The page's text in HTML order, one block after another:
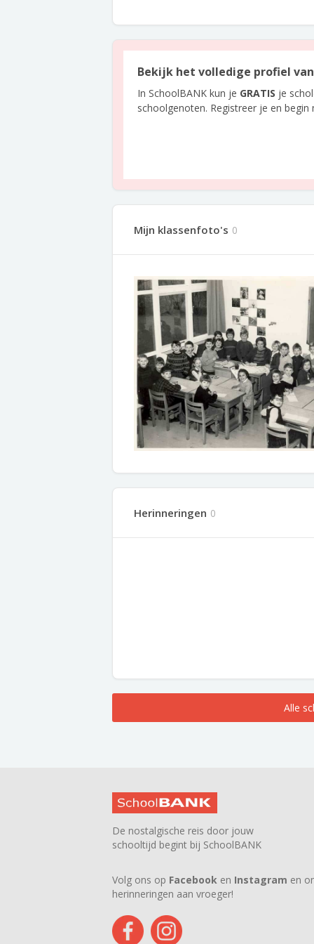
Bekijk het volledige profiel
In SchoolBANK kun je GRATIS je
schoolgenoten. Registreer je en begin
Mijn klassenfoto's 0
Herinneringen 0
Alle
De nostalgische reis door jouw
schooltijd begint bij SchoolBANK
Volg ons op Facebook en Instagram en
herinneringen aan vroeger!